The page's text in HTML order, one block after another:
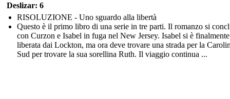
Deslizar: 6
RISOLUZIONE - Uno sguardo alla libertà
Questo è il primo libro di una serie in tre parti. Il romanzo si
con Curzon e Isabel in fuga nel New Jersey. Isabel si è finalmente
liberata dai Lockton, ma ora deve trovare una strada per la
Sud per trovare la sua sorellina Ruth. Il viaggio continua ...